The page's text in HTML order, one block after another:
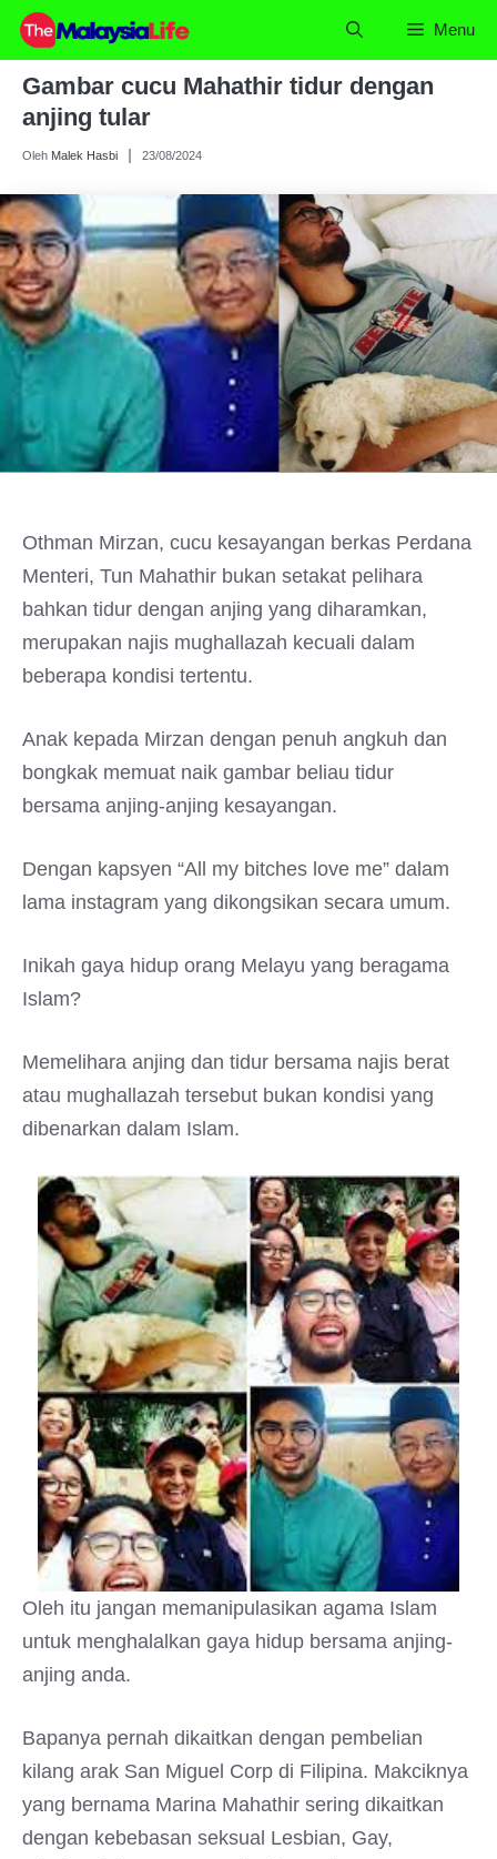
Skip
content
Menu
Gambar cucu Mahathir tidur dengan
anjing tular
Oleh Malek Hasbi 23/08/2024
Othman Mirzan, cucu kesayangan berkas Perdana
Menteri, Tun Mahathir bukan setakat pelihara
bahkan tidur dengan anjing yang diharamkan,
merupakan najis mughallazah kecuali dalam
beberapa kondisi tertentu.
Anak kepada Mirzan dengan penuh angkuh dan
bongkak memuat naik gambar beliau tidur
bersama anjing-anjing kesayangan.
Dengan kapsyen “All my bitches love me” dalam
lama instagram yang dikongsikan secara umum.
Inikah gaya hidup orang Melayu yang beragama
Islam?
Memelihara anjing dan tidur bersama najis berat
atau mughallazah tersebut bukan kondisi yang
dibenarkan dalam Islam.
Oleh itu jangan memanipulasikan agama Islam
untuk menghalalkan gaya hidup bersama anjing-
anjing anda.
Bapanya pernah dikaitkan dengan pembelian
kilang arak San Miguel Corp di Filipina. Makciknya
yang bernama Marina Mahathir sering dikaitkan
dengan kebebasan seksual Lesbian, Gay,